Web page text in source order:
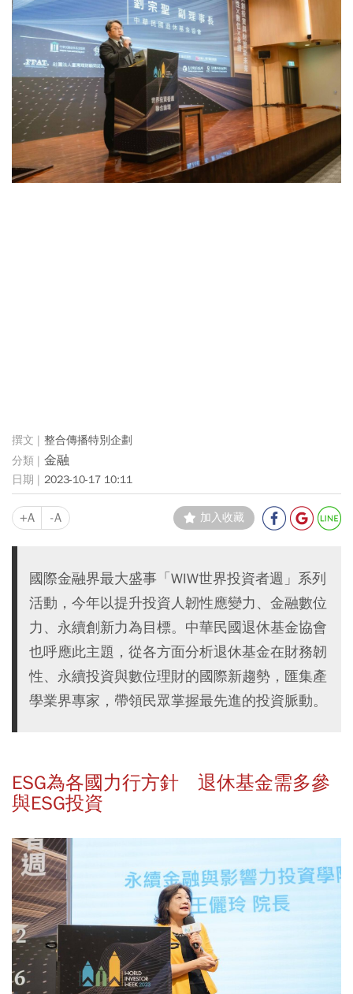
整合傳播特別企劃
金融
2023-10-17 10:11
+A -A 加入收藏
國際金融界最大盛事「WIW世界投資者週」系列
活動，今年以提升投資人韌性應變力、金融數位
力、永續創新力為目標。中華民國退休基金協會
也呼應此主題，從各方面分析退休基金在財務韌
性、永續投資與數位理財的國際新趨勢，匯集產
學業界專家，帶領民眾掌握最先進的投資脈動。
ESG為各國力行方針 退休基金需多參
與ESG投資